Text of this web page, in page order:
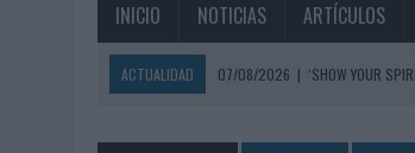
INICIO NOTICIAS ARTÍCULOS
ACTUALIDAD 07/08/2026 | ‘SHOW YOUR